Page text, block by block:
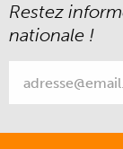
Restez
nationale !